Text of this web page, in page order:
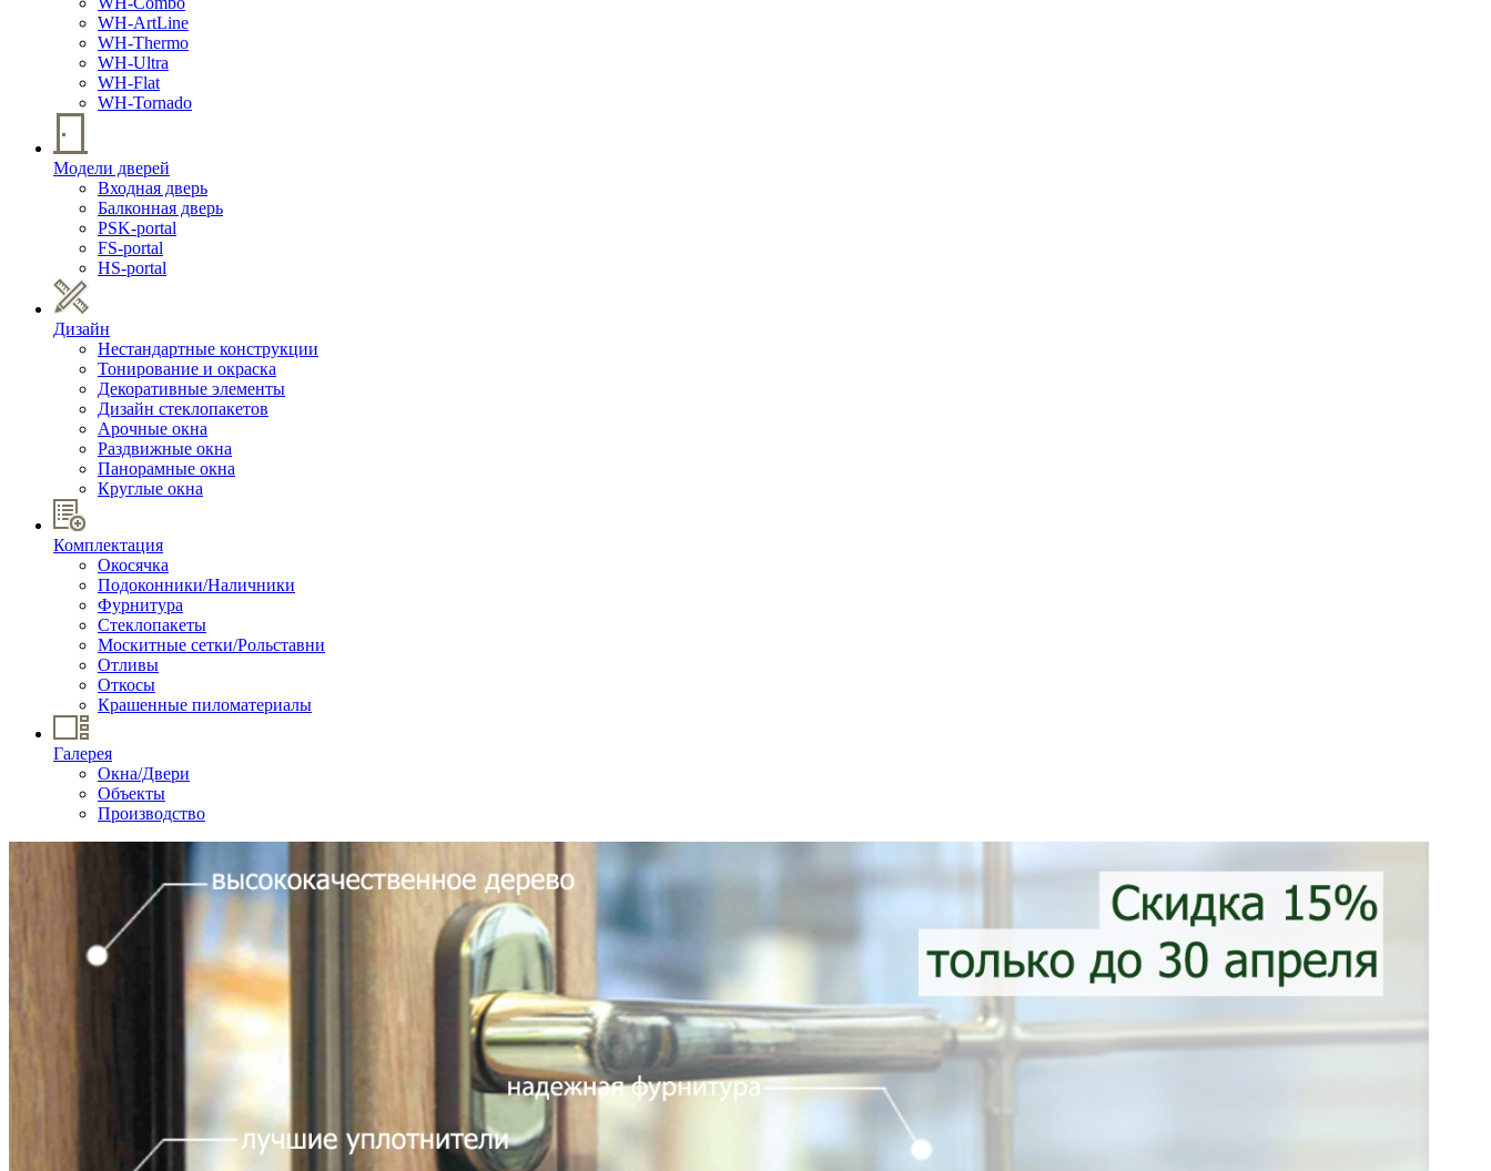
WH-ArtLine
WH-Thermo
WH-Ultra
WH-Flat
WH-Tornado
Модели дверей
Входная дверь
Балконная дверь
PSK-portal
FS-portal
HS-portal
Дизайн
Нестандартные конструкции
Тонирование и окраска
Декоративные элементы
Дизайн стеклопакетов
Арочные окна
Раздвижные окна
Панорамные окна
Круглые окна
Комплектация
Окосячка
Подоконники/Наличники
Фурнитура
Стеклопакеты
Москитные сетки/Рольставни
Отливы
Откосы
Крашенные пиломатериалы
Галерея
Окна/Двери
Объекты
Производство